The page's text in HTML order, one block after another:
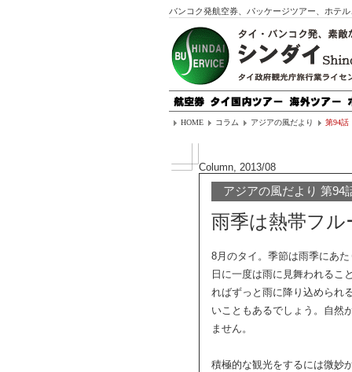
バンコク発航空券、パッケージツアー、ホテ
HOME コラム アジアの風だより 第94話
Column, 2013/08
アジアの風だより 第94
雨季は熱帯フル
8月のタイ。季節は雨季にあ
日に一度は雨に見舞われるこ
ればずっと雨に降り込められ
いこともあるでしょう。自然
ません。
積極的な観光をするには微妙